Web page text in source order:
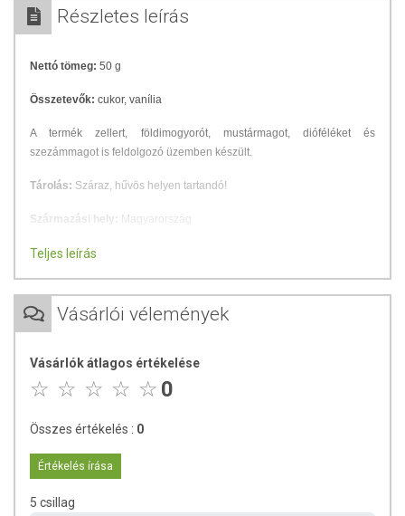
Részletes leírás
Nettó tömeg: 50 g
Összetevők: cukor, vanília
A termék zellert, földimogyorót, mustármagot, dióféléket és
szezámmagot is feldolgozó üzemben készült.
Tárolás: Száraz, hűvös helyen tartandó!
Származási hely: Magyarország
Csomagolja és forgalmazza: ÍZTÁR-Fűszermanufaktúra Kft.
Teljes leírás
Vásárlói vélemények
Vásárlók átlagos értékelése
0
Összes értékelés : 0
Értékelés írása
5 csillag